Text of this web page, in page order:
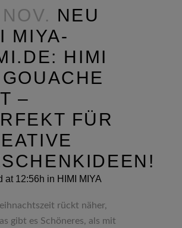
NEU
MIYA-
HIMI
–
FÜR
at 12:56h in HIMI MIYA
rückt näher,
gibt es Schöneres, als mit